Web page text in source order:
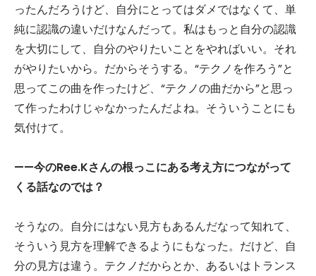
ったんだろうけど、自分にとってはダメではなくて、単
純に認識の違いだけなんだって。私はもっと自分の認識
を大切にして、自分のやりたいことをやればいい。それ
がやりたいから。だからそうする。“テクノを作ろう”と
思ってこの曲を作ったけど、“テクノの曲だから”と思っ
て作ったわけじゃなかったんだよね。そういうことにも
気付けて。
——今のRee.Kさんの根っこにある考え方につながって
くる話なのでは？
そうなの。自分にはない見方もあるんだなって知れて、
そういう見方を理解できるようにもなった。だけど、自
分の見方は違う。テクノだからとか、あるいはトランス